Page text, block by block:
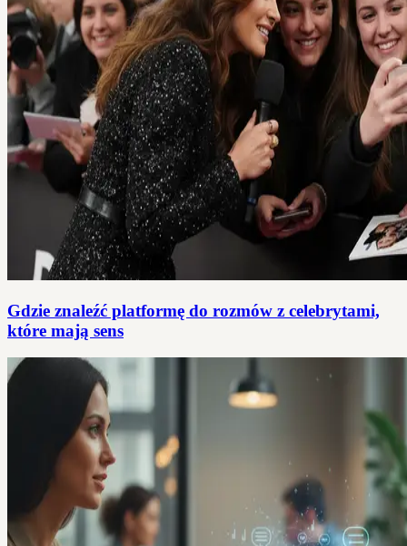
Gdzie znaleźć platformę do rozmów z celebrytami,
które mają sens